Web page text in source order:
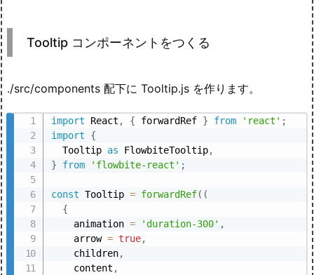
Tooltip コンポーネントをつくる
./src/components 配下に Tooltip.js を作ります。
import React , { forwardRef } from 'react' ;
import
{
  Tooltip
as FlowbiteTooltip,
}
from 'flowbite-react' ;
const Tooltip = forwardRef( (
{
    animation
= 'duration-300' ,
    arrow
= true,
    children
,
    content
,